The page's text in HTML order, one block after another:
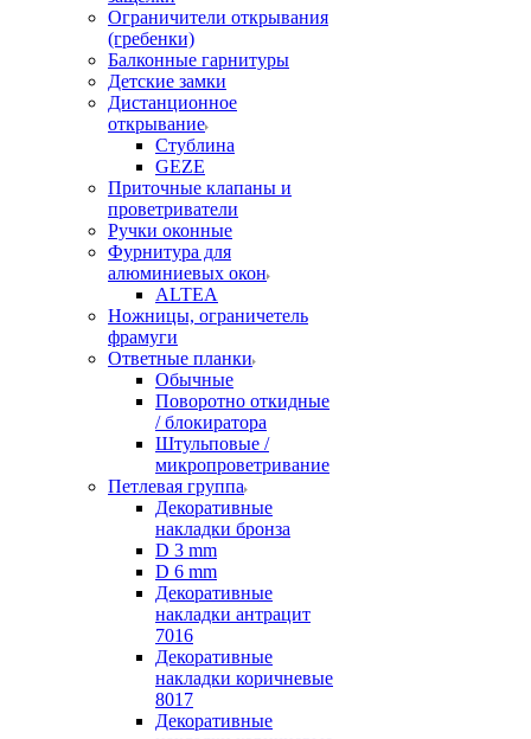
Ограничители открывания
(гребенки)
Балконные гарнитуры
Детские замки
Дистанционное
открывание
Стублина
GEZE
Приточные клапаны и
проветриватели
Ручки оконные
Фурнитура для
алюминиевых окон
ALTEA
Ножницы, ограничетель
фрамуги
Ответные планки
Обычные
Поворотно откидные
/ блокиратора
Штульповые /
микропроветривание
Петлевая группа
Декоративные
накладки бронза
D 3 mm
D 6 mm
Декоративные
накладки антрацит
7016
Декоративные
накладки коричневые
8017
Декоративные